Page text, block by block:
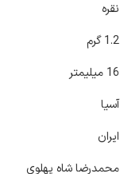
نقره
1.2 گرم
16 میلیمتر
آسیا
ایران
محمدرضا شاه پهلوی